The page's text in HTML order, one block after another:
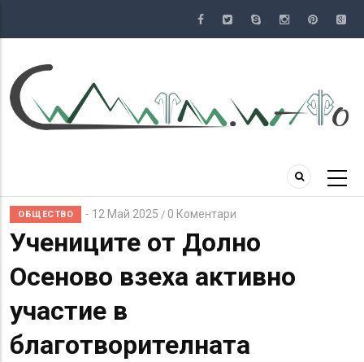
съдържание
ОБЩЕСТВО 12 Май 2025 / 0 Коментари
Учениците от Долно
Осеново взеха активно
участие в
благотворителната